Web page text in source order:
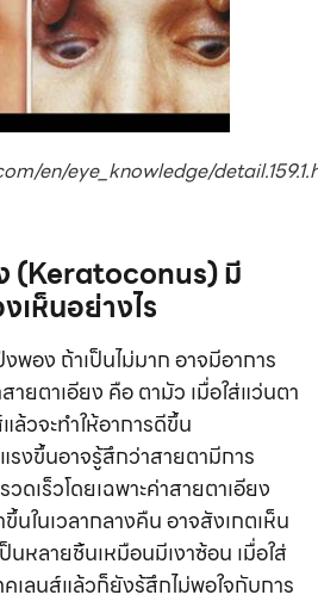
en/eye_knowledge/
(Keratoconus) มี
เห็นอย่างไร
พอง ถ้าเป็นไม่มาก อาจมีอาการ
ยตาเอียง คือ ตามัว เมื่อใส่แว่นตา
วจะทำให้อาการดีขึ้น
รงขึ้นอาจรู้สึกว่าสายตามีการ
ดเร็วโดยเฉพาะค่าสายตาเอียง
นในเวลากลางคืน อาจสังเกตเห็น
หลายชิ้นเหมือนมีเงาซ้อน เมื่อใส่
เลนส์แล้วก็ยังรู้สึกไม่พอใจกับการ